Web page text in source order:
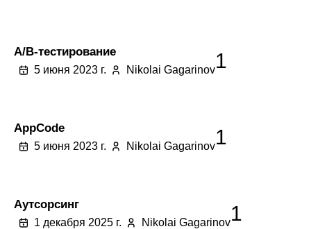
A/B-тестирование
5 июня 2023 г. Nikolai Gagarinov1
AppCode
5 июня 2023 г. Nikolai Gagarinov1
Аутсорсинг
1 декабря 2025 г. Nikolai Gagarinov1